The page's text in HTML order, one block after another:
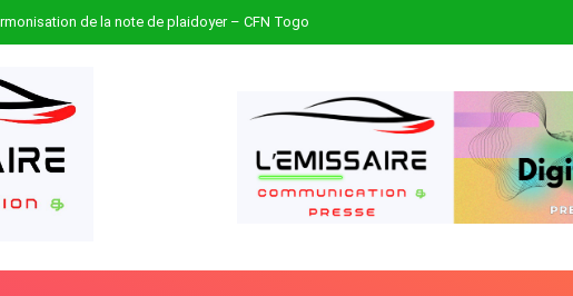
de la note de plaidoyer – CFN Togo